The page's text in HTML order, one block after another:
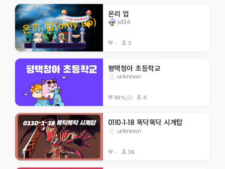
온리 업
sd34
-- 3
평택청아 초등학교
unknown
66%(2) 4
0110-1-18 똑닥똑닥 시계탑
unknown
-- 36